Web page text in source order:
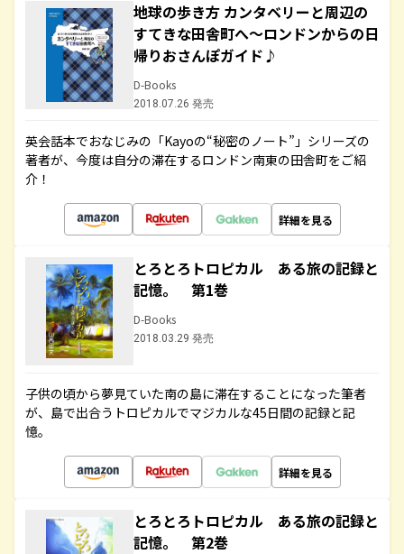
地球の歩き方 カンタベリーと周辺の
すてきな田舎町へ～ロンドンからの日
帰りおさんぽガイド♪
D-Books
2018.07.26 発売
英会話本でおなじみの「Kayoの“秘密のノート”」シリーズの
著者が、今度は自分の滞在するロンドン南東の田舎町をご紹
介！
詳細を見る
とろとろトロピカル ある旅の記録と
記憶。 第1巻
D-Books
2018.03.29 発売
子供の頃から夢見ていた南の島に滞在することになった筆者
が、島で出合うトロピカルでマジカルな45日間の記録と記
憶。
詳細を見る
とろとろトロピカル ある旅の記録と
記憶。 第2巻